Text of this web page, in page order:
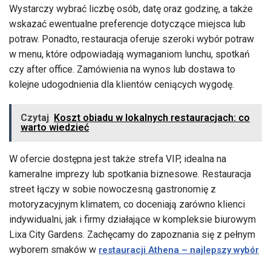
Wystarczy wybrać liczbę osób, datę oraz godzinę, a także
wskazać ewentualne preferencje dotyczące miejsca lub
potraw. Ponadto, restauracja oferuje szeroki wybór potraw
w menu, które odpowiadają wymaganiom lunchu, spotkań
czy after office. Zamówienia na wynos lub dostawa to
kolejne udogodnienia dla klientów ceniących wygodę.
Czytaj Koszt obiadu w lokalnych restauracjach: co
warto wiedzieć
W ofercie dostępna jest także strefa VIP, idealna na
kameralne imprezy lub spotkania biznesowe. Restauracja
street łączy w sobie nowoczesną gastronomię z
motoryzacyjnym klimatem, co doceniają zarówno klienci
indywidualni, jak i firmy działające w kompleksie biurowym
Lixa City Gardens. Zachęcamy do zapoznania się z pełnym
wyborem smaków w restauracji Athena – najlepszy wybór